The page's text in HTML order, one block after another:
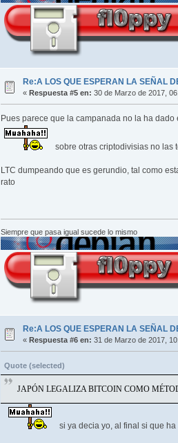
Re:A LOS QUE ESPERAN LA SEÑAL
« Respuesta #5 en: 30 de Marzo de 2017,
Pues parece que la campanada no la ha
sobre otras criptodivisias no las
LTC dumpeando que es gerundio, tal como
rato
Siempre que pasa igual sucede lo mismo
Re:A LOS QUE ESPERAN LA SEÑAL
«Respuesta #6 en: 31 de Marzo de 2017,
Quote (selected)
JAPÓN LEGALIZA BITCOIN COMO
si ya decia yo, al final si que